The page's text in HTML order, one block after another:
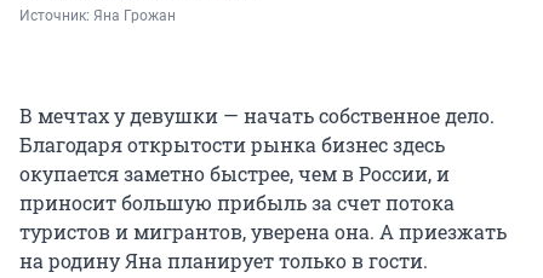
Источник: Яна Грожан
В мечтах у девушки — начать собственное дело.
Благодаря открытости рынка бизнес здесь
окупается заметно быстрее, чем в России, и
приносит большую прибыль за счет потока
туристов и мигрантов, уверена она. А приезжать
на родину Яна планирует только в гости.